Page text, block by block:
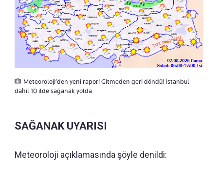
Meteoroloji’den yeni rapor! Gitmeden geri döndü! İstanbul
dahil 10 ilde sağanak yolda
SAĞANAK UYARISI
Meteoroloji açıklamasında şöyle denildi: